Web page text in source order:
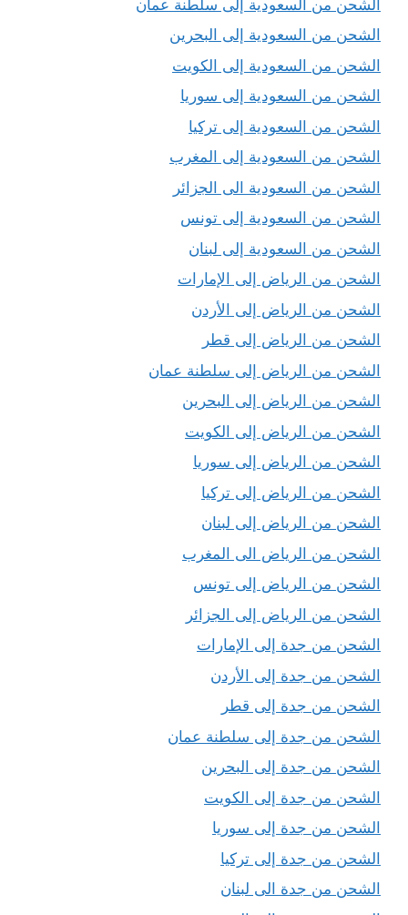
الشحن من السعودية إلى سلطنة عمان
الشحن من السعودية إلى البحرين
الشحن من السعودية إلى الكويت
الشحن من السعودية إلى سوريا
الشحن من السعودية إلى تركيا
الشحن من السعودية إلى المغرب
الشحن من السعودية الى الجزائر
الشحن من السعودية إلى تونس
الشحن من السعودية إلى لبنان
الشحن من الرياض إلى الإمارات
الشحن من الرياض إلى الأردن
الشحن من الرياض إلى قطر
الشحن من الرياض إلى سلطنة عمان
الشحن من الرياض إلى البحرين
الشحن من الرياض إلى الكويت
الشحن من الرياض إلى سوريا
الشحن من الرياض إلى تركيا
الشحن من الرياض إلى لبنان
الشحن من الرياض الى المغرب
الشحن من الرياض إلى تونس
الشحن من الرياض إلى الجزائر
الشحن من جدة إلى الإمارات
الشحن من جدة إلى الأردن
الشحن من جدة إلى قطر
الشحن من جدة إلى سلطنة عمان
الشحن من جدة إلى البحرين
الشحن من جدة إلى الكويت
الشحن من جدة إلى سوريا
الشحن من جدة إلى تركيا
الشحن من جدة الى لبنان